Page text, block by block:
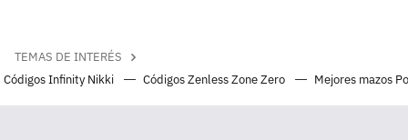
TEMAS DE INTERÉS
Códigos Infinity Nikki
Códigos Zenless Zone Zero Mejores mazos